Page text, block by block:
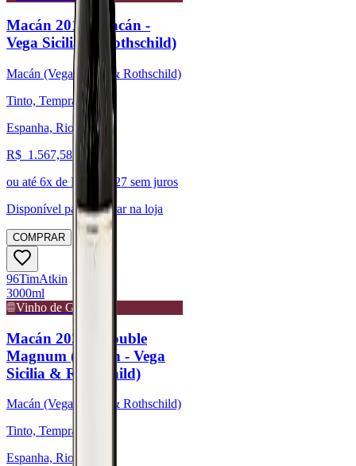
Macán 2018 (Macán -
Vega Sicilia & Rothschild)
Macán (Vega Sicilia & Rothschild)
Tinto, Tempranillo
Espanha, Rioja
R$ 1.567,58
ou até 6x de R$ 261,27 sem juros
Disponível para: Retirar na loja
COMPRAR
96TimAtkin
3000ml
Vinho de Guarda
Macán 2020 - Double
Magnum (Macán - Vega
Sicilia & Rothschild)
Macán (Vega Sicilia & Rothschild)
Tinto, Tempranillo
Espanha, Rioja